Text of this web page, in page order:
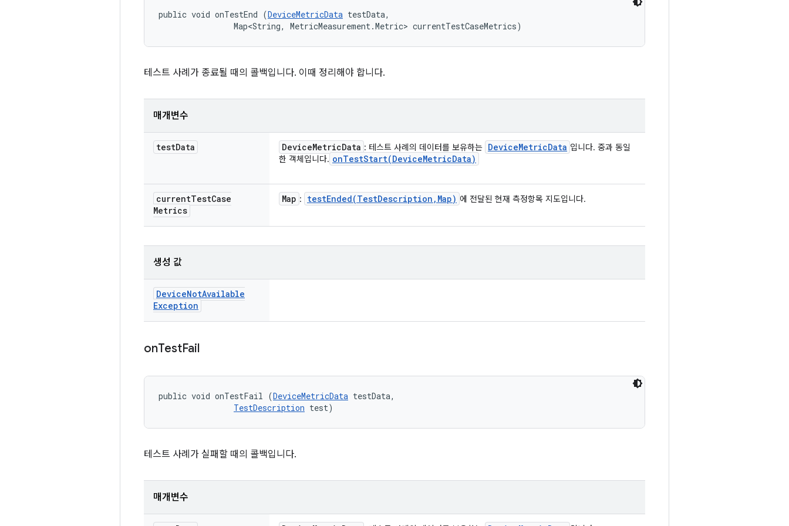
public void onTestEnd (DeviceMetricData testData,
                Map<String, MetricMeasurement.Metric> currentTestCaseMetrics)
테스트 사례가 종료될 때의 콜백입니다. 이때 정리해야 합니다.
매개변수
testData DeviceMetricData : 테스트 사례의 데이터를 보유하는 DeviceMetricData 입니다. 중과 동일
한 객체입니다. onTestStart(DeviceMetricData)
currentTestCase
Metrics
Map : testEnded(TestDescription , Map) 에 전달된 현재 측정항목 지도입니다.
생성 값
DeviceNotAvailable
Exception
onTestFail
public void onTestFail (DeviceMetricData testData,
TestDescription test)
테스트 사례가 실패할 때의 콜백입니다.
매개변수